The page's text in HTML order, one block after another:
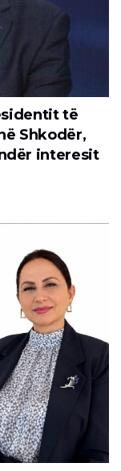
të
Shkodër,
interesit